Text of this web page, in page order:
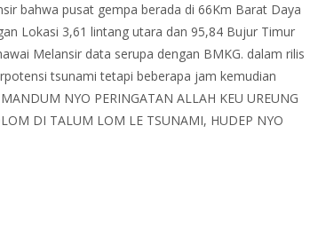
bahwa pusat gempa berada di 66Km Barat Daya
Lokasi 3,61 lintang utara dan 95,84 Bujur Timur
Melansir data serupa dengan BMKG. dalam rilis
tsunami tetapi beberapa jam kemudian
NYO PERINGATAN ALLAH KEU UREUNG
DI TALUM LOM LE TSUNAMI, HUDEP NYO